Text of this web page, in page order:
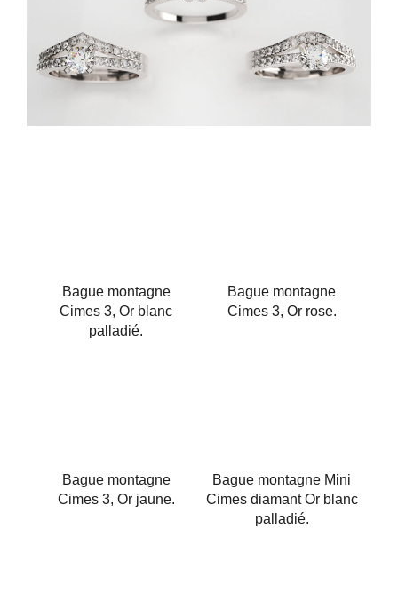
Bague montagne
Cimes 3, Or blanc
palladié.
Bague montagne
Cimes 3, Or rose.
Bague montagne
Cimes 3, Or jaune.
Bague montagne Mini
Cimes diamant Or blanc
palladié.